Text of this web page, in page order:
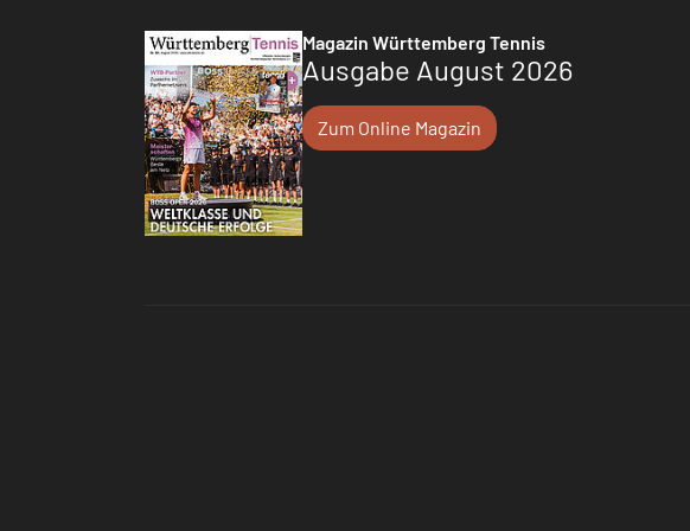
Magazin Württemberg Tennis
Ausgabe August 2026
Zum Online Magazin